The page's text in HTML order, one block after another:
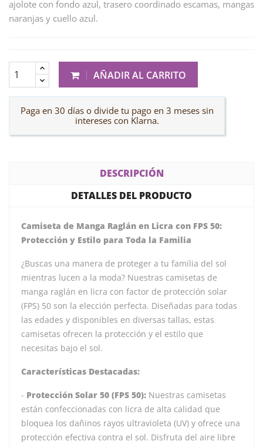
ajolote con fondo azul, trasero coordinado escamas, mangas
naranjas y cuello azul.
AÑADIR AL CARRITO
Paga en 30 días o divide tu pago en 3 meses sin
intereses con Klarna.
DESCRIPCIÓN
DETALLES DEL PRODUCTO
Camiseta de Manga Raglán en Licra con FPS 50:
Protección y Estilo para Toda la Familia
¿Buscas una manera de proteger a tu familia del sol
mientras lucen a la moda? Nuestras camisetas de
manga raglán en licra con factor de protección solar
(FPS) 50 son la elección perfecta. Diseñadas para todas
las edades y disponibles en diversas tallas, estas
camisetas ofrecen la protección y el estilo que
necesitas bajo el sol.
Características Destacadas:
- Protección Solar 50 (FPS 50): Nuestras camisetas
están confeccionadas con licra de alta calidad que
bloquea los dañinos rayos ultravioleta (UV) y ofrece una
protección efectiva contra el sol. Disfruta del aire libre